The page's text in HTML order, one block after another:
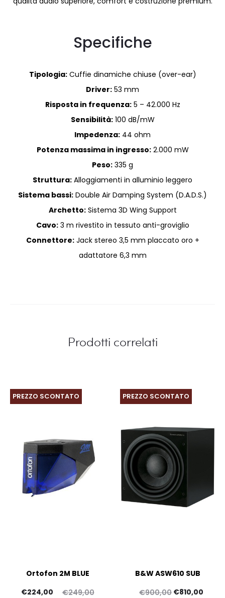
Specifiche
Tipologia:Cuffie dinamiche chiuse (over-ear)
Driver: 53 mm
Risposta in frequenza:5 – 42.000 Hz
Sensibilità:100 dB/mW
Impedenza: 44 ohm
Potenza massima in ingresso:2.000 mW
Peso: 335 g
Struttura: Alloggiamenti in alluminio leggero
Sistema bassi: Double Air Damping System (D.A.D.S.)
Archetto:Sistema 3D Wing Support
Cavo:3 m rivestito in tessuto anti-groviglio
Connettore:Jack stereo 3,5 mm placcato oro +
adattatore 6,3 mm
Prodotti correlati
PREZZO SCONTATO
Ortofon 2M BLUE
€249,00
Il
€224,00
PREZZO SCONTATO
B&W ASW610 SUB
€900,00 Il
€810,00